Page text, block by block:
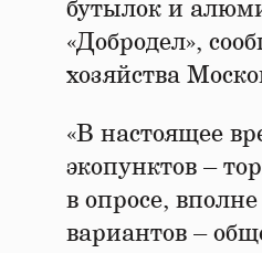
бутылок и
«Добродел»,
хозяйства
«В настоящее
экопунктов –
в опросе,
вариантов –